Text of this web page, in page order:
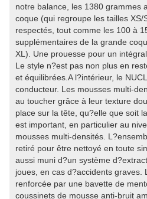
notre balance, les 1380 grammes
coque (qui regroupe les tailles
respectés, tout comme les 100 à
supplémentaires de la grande
XL). Une prouesse pour un
Le style n?est pas non plus en
et équilibrées.A l?intérieur, le
conducteur. Les mousses multi-
au toucher grâce à leur texture
place sur la tête, qu?elle que soit
est important, en particulier au
mousses multi-densités.
retiré pour être nettoyé en toute
aussi muni d?un système
joues, en cas d?accidents graves.
renforcée par une bavette de
coussinets de mousse anti-bruit